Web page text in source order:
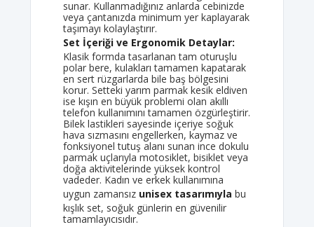
sunar. Kullanmadığınız anlarda cebinizde
veya çantanızda minimum yer kaplayarak
taşımayı kolaylaştırır.
Set İçeriği ve Ergonomik Detaylar:
Klasik formda tasarlanan tam oturuşlu
polar bere, kulakları tamamen kapatarak
en sert rüzgarlarda bile baş bölgesini
korur. Setteki yarım parmak kesik eldiven
ise kışın en büyük problemi olan akıllı
telefon kullanımını tamamen özgürleştirir.
Bilek lastikleri sayesinde içeriye soğuk
hava sızmasını engellerken, kaymaz ve
fonksiyonel tutuş alanı sunan ince dokulu
parmak uçlarıyla motosiklet, bisiklet veya
doğa aktivitelerinde yüksek kontrol
vadeder. Kadın ve erkek kullanımına
uygun zamansız unisex tasarımıyla bu
kışlık set, soğuk günlerin en güvenilir
tamamlayıcısıdır.